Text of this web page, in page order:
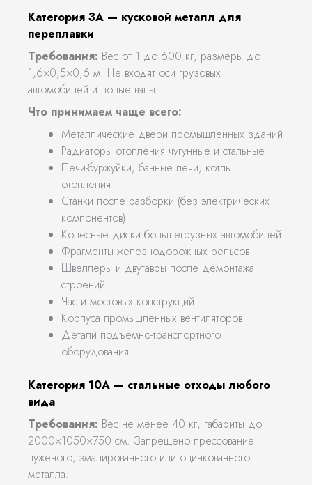
Категория 3А — кусковой металл для
переплавки
Требования: Вес от 1 до 600 кг, размеры до
1,6×0,5×0,6 м. Не входят оси грузовых
автомобилей и полые валы.
Что принимаем чаще всего:
Металлические двери промышленных зданий
Радиаторы отопления чугунные и стальные
Печи-буржуйки, банные печи, котлы
отопления
Станки после разборки (без электрических
компонентов)
Колесные диски большегрузных автомобилей
Фрагменты железнодорожных рельсов
Швеллеры и двутавры после демонтажа
строений
Части мостовых конструкций
Корпуса промышленных вентиляторов
Детали подъемно-транспортного
оборудования
Категория 10А — стальные отходы любого
вида
Требования: Вес не менее 40 кг, габариты до
2000×1050×750 см. Запрещено прессование
луженого, эмалированного или оцинкованного
металла.